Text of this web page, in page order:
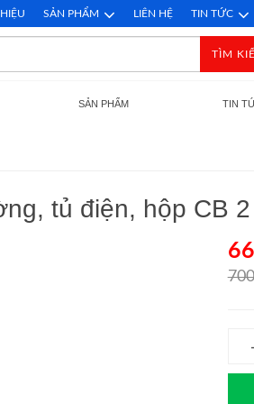
SẢN PHẨM LIÊN HỆ TIN TỨC
TÌM
SẢN PHẨM TIN
tủ điện, hộp CB